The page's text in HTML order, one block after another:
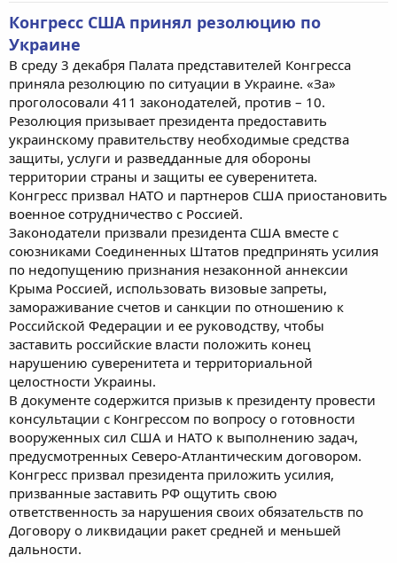
Конгресс США принял резолюцию по
Украине
В среду 3 декабря Палата представителей Конгресса
приняла резолюцию по ситуации в Украине. «За»
проголосовали 411 законодателей, против – 10.
Резолюция призывает президента предоставить
украинскому правительству необходимые средства
защиты, услуги и разведданные для обороны
территории страны и защиты ее суверенитета.
Конгресс призвал НАТО и партнеров США приостановить
военное сотрудничество с Россией.
Законодатели призвали президента США вместе с
союзниками Соединенных Штатов предпринять усилия
по недопущению признания незаконной аннексии
Крыма Россией, использовать визовые запреты,
замораживание счетов и санкции по отношению к
Российской Федерации и ее руководству, чтобы
заставить российские власти положить конец
нарушению суверенитета и территориальной
целостности Украины.
В документе содержится призыв к президенту провести
консультации с Конгрессом по вопросу о готовности
вооруженных сил США и НАТО к выполнению задач,
предусмотренных Северо-Атлантическим договором.
Конгресс призвал президента приложить усилия,
призванные заставить РФ ощутить свою
ответственность за нарушения своих обязательств по
Договору о ликвидации ракет средней и меньшей
дальности.